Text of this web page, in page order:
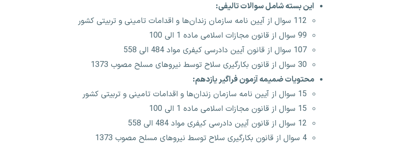
این بسته شامل سوالات تالیفی:
112 سوال از آیین نامه سازمان زندان‌ها و اقدامات تامینی و تربیتی کشور
99 سوال از قانون مجازات اسلامی ماده 1 الی 100
107 سوال از قانون آیین دادرسی کیفری مواد 484 الی 558
30 سوال از قانون بکارگیری سلاح توسط نیروهای مسلح مصوب 1373
محتویات ضمیمه آزمون فراگیر یازدهم:
15 سوال از آیین نامه سازمان زندان‌ها و اقدامات تامینی و تربیتی کشور
15 سوال از قانون مجازات اسلامی ماده 1 الی 100
12 سوال از قانون آیین دادرسی کیفری مواد 484 الی 558
4 سوال از قانون بکارگیری سلاح توسط نیروهای مسلح مصوب 1373